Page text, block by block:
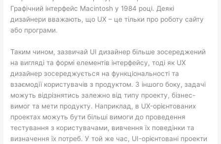
Графічний інтерфейс Macintosh у 1984 році. Деякі
дизайнери вважають, що UX – це тільки про роботу сайту
або програми.
Таким чином, зазвичай UI дизайнер більше зосереджений
на вигляді та формі елементів інтерфейсу, тоді як UX
дизайнер зосереджується на функціональності та
взаємодії користувачів з продуктом. З іншого боку, задачі
можуть відрізнятись залежно від типу проекту, бізнес-
вимог та мети продукту. Наприклад, в UX-орієнтованих
проектах можуть бути більші вимоги до проведення
тестування з користувачами, вивчення їх поведінки та
визначення їх потреб. У той же час, UI-орієнтовані проекти